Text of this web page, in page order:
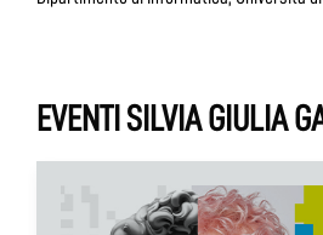
EVENTI SILVIA GIULIA